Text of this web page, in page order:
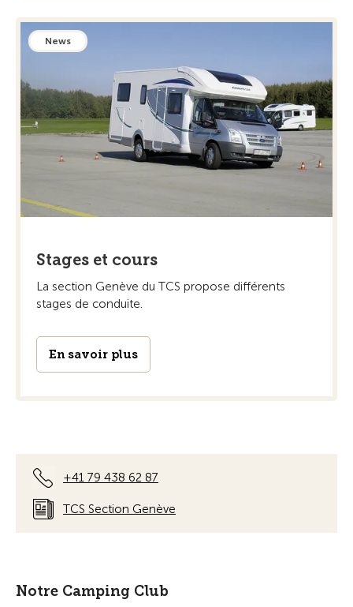
News
Stages et cours
La section Genève du TCS propose différents
stages de conduite.
En savoir plus
+41 79 438 62 87
TCS Section Genève
Notre Camping Club